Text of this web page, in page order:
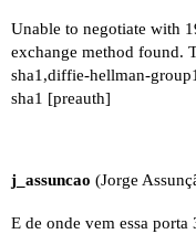
Unable to negotiate with
exchange method found.
sha1,diffie-hellman-
sha1 [preauth]
j_assuncao (Jorge
E de onde vem essa porta